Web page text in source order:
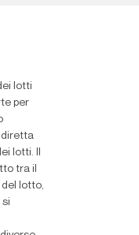
lotti
per
diretta
lotti. Il
tra il
del lotto,
si